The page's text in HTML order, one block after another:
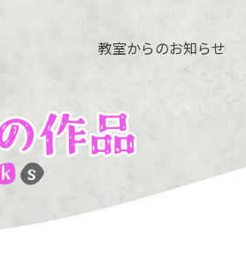
教室からのお知らせ